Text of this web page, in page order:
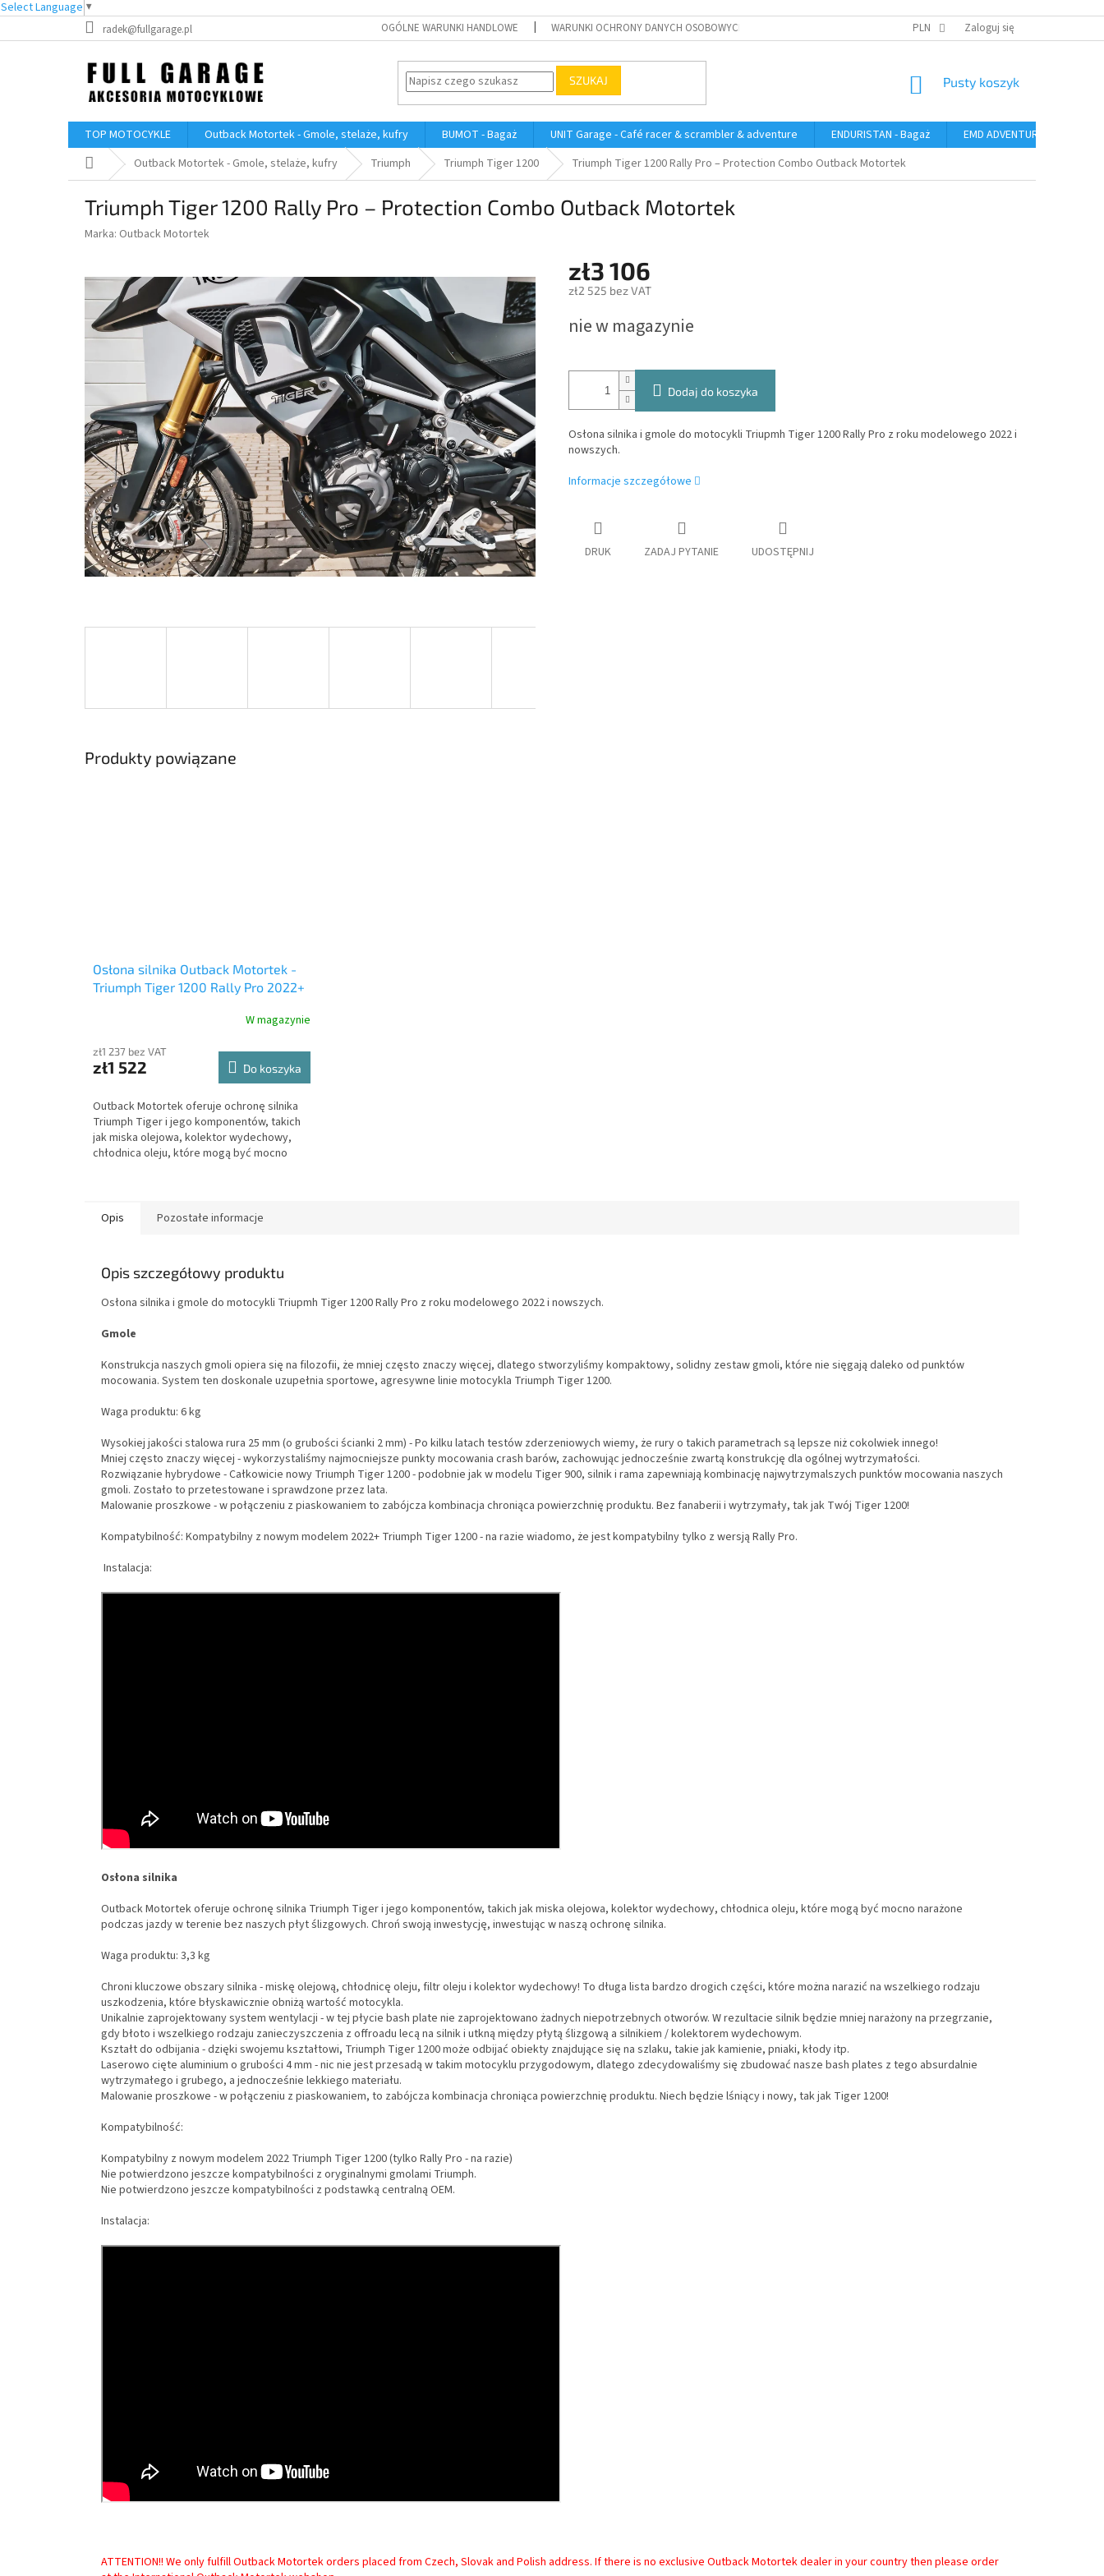
Select Language ▼
do
radek@fullgarage.pl OGÓLNE WARUNKI HANDLOWE WARUNKI OCHRONY DANYCH OSOBOWYCH PLN Zaloguj się
SZUKAJ KOSZYK
Pusty koszyk
TOP MOTOCYKLE Outback Motortek - Gmole, stelaże, kufry BUMOT - Bagaż UNIT Garage - Café racer & scrambler & adventure ENDURISTAN - Bagaż
EMD ADVENTURE GEAR -
Home Outback Motortek - Gmole, stelaże, kufry Triumph Triumph Tiger 1200 Triumph Tiger 1200 Rally Pro – Protection Combo Outback Motortek
Triumph Tiger 1200 Rally Pro – Protection Combo Outback Motortek
Marka: Outback Motortek
zł3 106
zł2 525 bez VAT
jednostkowa:
nie w magazynie
Dodaj do koszyka
Osłona silnika i gmole do motocykli Triupmh Tiger 1200 Rally Pro z roku modelowego 2022 i
nowszych.
Informacje szczegółowe
DRUK ZADAJ PYTANIE UDOSTĘPNIJ
Produkty powiązane
Osłona silnika Outback Motortek -
Triumph Tiger 1200 Rally Pro 2022+
W magazynie
zł1 237 bez VAT
zł1 522 Do koszyka
Outback Motortek oferuje ochronę silnika
Triumph Tiger i jego komponentów, takich
jak miska olejowa, kolektor wydechowy,
chłodnica oleju, które mogą być mocno
silnika.
Opis Pozostałe informacje
Opis szczegółowy produktu
Osłona silnika i gmole do motocykli Triupmh Tiger 1200 Rally Pro z roku modelowego 2022 i nowszych.
Gmole
Konstrukcja naszych gmoli opiera się na filozofii, że mniej często znaczy więcej, dlatego stworzyliśmy kompaktowy, solidny zestaw gmoli, które nie sięgają daleko od punktów
mocowania. System ten doskonale uzupełnia sportowe, agresywne linie motocykla Triumph Tiger 1200.
Waga produktu: 6 kg
Wysokiej jakości stalowa rura 25 mm (o grubości ścianki 2 mm) - Po kilku latach testów zderzeniowych wiemy, że rury o takich parametrach są lepsze niż cokolwiek innego!
Mniej często znaczy więcej - wykorzystaliśmy najmocniejsze punkty mocowania crash barów, zachowując jednocześnie zwartą konstrukcję dla ogólnej wytrzymałości.
Rozwiązanie hybrydowe - Całkowicie nowy Triumph Tiger 1200 - podobnie jak w modelu Tiger 900, silnik i rama zapewniają kombinację najwytrzymalszych punktów mocowania naszych
gmoli. Zostało to przetestowane i sprawdzone przez lata.
Malowanie proszkowe - w połączeniu z piaskowaniem to zabójcza kombinacja chroniąca powierzchnię produktu. Bez fanaberii i wytrzymały, tak jak Twój Tiger 1200!
Kompatybilność: Kompatybilny z nowym modelem 2022+ Triumph Tiger 1200 - na razie wiadomo, że jest kompatybilny tylko z wersją Rally Pro.
Instalacja:
Osłona silnika
Outback Motortek oferuje ochronę silnika Triumph Tiger i jego komponentów, takich jak miska olejowa, kolektor wydechowy, chłodnica oleju, które mogą być mocno narażone
podczas jazdy w terenie bez naszych płyt ślizgowych. Chroń swoją inwestycję, inwestując w naszą ochronę silnika.
Waga produktu: 3,3 kg
Chroni kluczowe obszary silnika - miskę olejową, chłodnicę oleju, filtr oleju i kolektor wydechowy! To długa lista bardzo drogich części, które można narazić na wszelkiego rodzaju
uszkodzenia, które błyskawicznie obniżą wartość motocykla.
Unikalnie zaprojektowany system wentylacji - w tej płycie bash plate nie zaprojektowano żadnych niepotrzebnych otworów. W rezultacie silnik będzie mniej narażony na przegrzanie,
gdy błoto i wszelkiego rodzaju zanieczyszczenia z offroadu lecą na silnik i utkną między płytą ślizgową a silnikiem / kolektorem wydechowym.
Kształt do odbijania - dzięki swojemu kształtowi, Triumph Tiger 1200 może odbijać obiekty znajdujące się na szlaku, takie jak kamienie, pniaki, kłody itp.
Laserowo cięte aluminium o grubości 4 mm - nic nie jest przesadą w takim motocyklu przygodowym, dlatego zdecydowaliśmy się zbudować nasze bash plates z tego absurdalnie
wytrzymałego i grubego, a jednocześnie lekkiego materiału.
Malowanie proszkowe - w połączeniu z piaskowaniem, to zabójcza kombinacja chroniąca powierzchnię produktu. Niech będzie lśniący i nowy, tak jak Tiger 1200!
Kompatybilność:
Kompatybilny z nowym modelem 2022 Triumph Tiger 1200 (tylko Rally Pro - na razie)
Nie potwierdzono jeszcze kompatybilności z oryginalnymi gmolami Triumph.
Nie potwierdzono jeszcze kompatybilności z podstawką centralną OEM.
Instalacja:
ATTENTION!! We only fulfill Outback Motortek orders placed from Czech, Slovak and Polish address. If there is no exclusive Outback Motortek dealer in your country then please order